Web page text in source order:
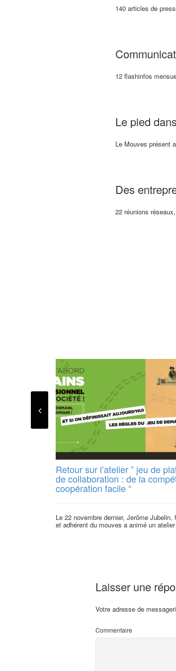
140 articles de
12 flashinfos
Le pied
Le Mouves présent
Des
22 réunions
Retour sur l’atelier ” jeu de
de collaboration : de la
coopération facile “
Le 22 novembre dernier, Jerôme Jubelin,
et adhérent du mouves a animé un
Laisser une
Votre adresse de
Commentaire